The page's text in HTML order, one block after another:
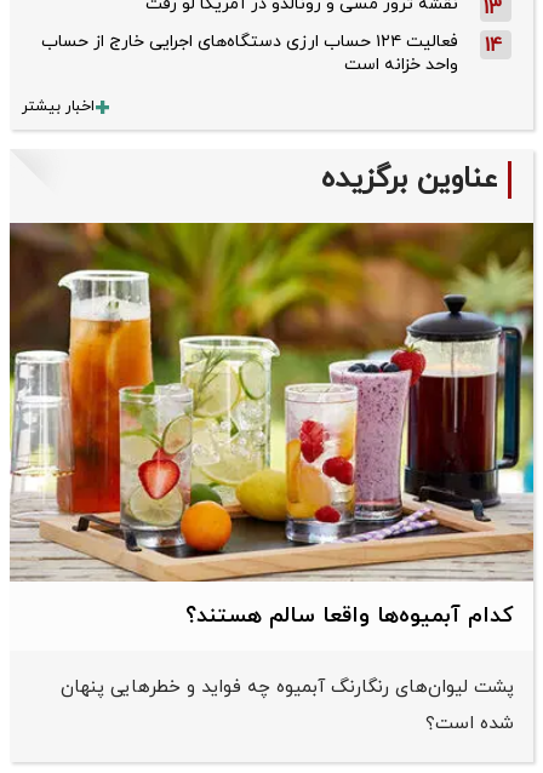
13
14
فعالیت ۱۲۴ حساب ارزی دستگاه‌های اجرایی خارج از حساب
واحد خزانه است
اخبار بیشتر
عناوین برگزیده
کدام آبمیوه‌ها واقعا سالم هستند؟
پشت لیوان‌های رنگارنگ آبمیوه چه فواید و خطرهایی پنهان
شده است؟